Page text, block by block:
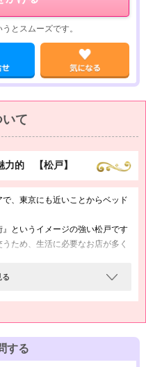
ると1,800円から35,000円もの高
く本業にもピッタリな求人なん
ので、がんばるほど稼げるのも
りのお給料）
給料）
22,500円
ていません！
お待ちしております<(_ _)>
とスムーズです。
て
力的 【松戸】
、東京にも近いことからベッド
というイメージの強い松戸です
ため、生活に必要なお店が多く
、女性がお仕事を探すにも松戸
ご相談くださいo(｀･ω･´)ﾉ
ち着く内装ですので、安心して
る
する